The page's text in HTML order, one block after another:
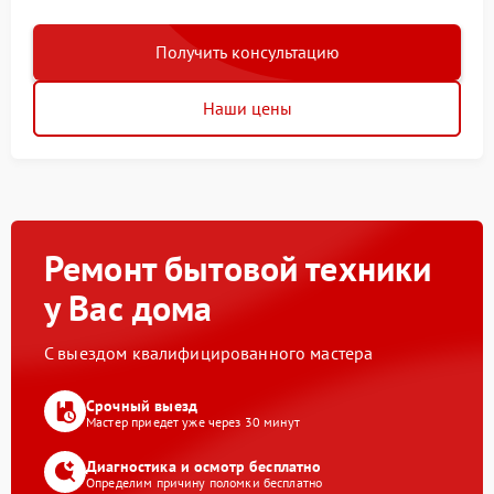
Получить консультацию
Наши цены
Ремонт бытовой техники
у Вас дома
С выездом квалифицированного мастера
Срочный выезд
Мастер приедет уже через 30 минут
Диагностика и осмотр бесплатно
Определим причину поломки бесплатно